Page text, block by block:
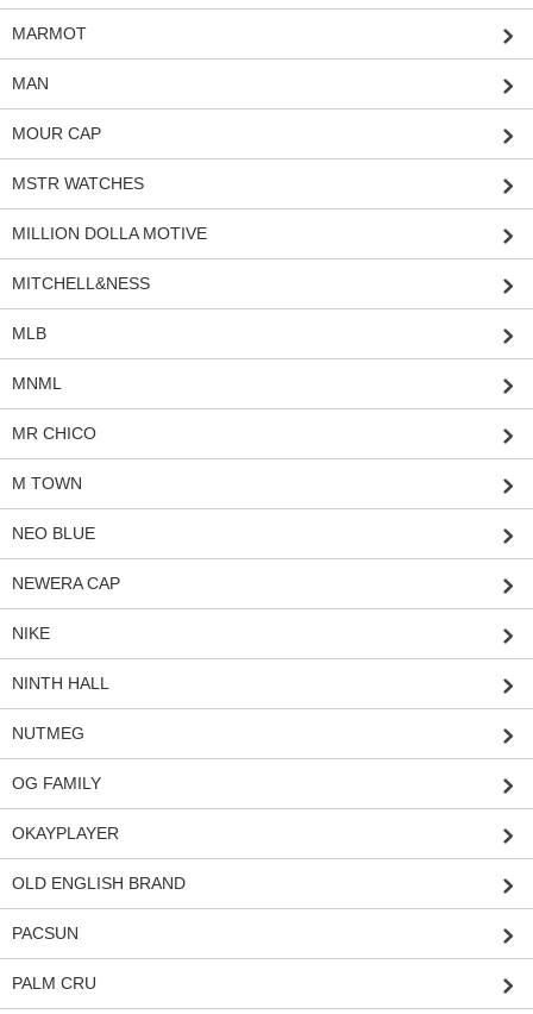
MARMOT
MAN
MOUR CAP
MSTR WATCHES
MILLION DOLLA MOTIVE
MITCHELL&NESS
MLB
MNML
MR CHICO
M TOWN
NEO BLUE
NEWERA CAP
NIKE
NINTH HALL
NUTMEG
OG FAMILY
OKAYPLAYER
OLD ENGLISH BRAND
PACSUN
PALM CRU